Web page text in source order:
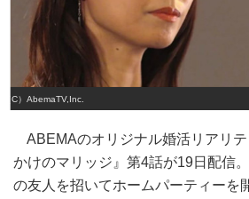
（C）AbemaTV,Inc.
ABEMAのオリジナル婚活リアリ
かけのマリッジ』第4話が19日配信
の友人を招いてホームパーティーを